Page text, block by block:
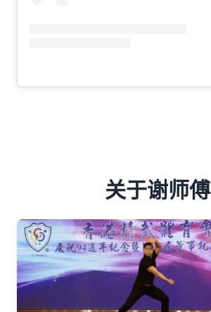
关于谢师傅